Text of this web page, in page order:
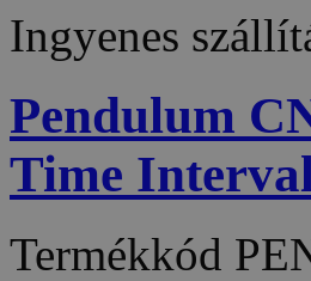
Ingyenes
Pendulum
Time
Termékkód